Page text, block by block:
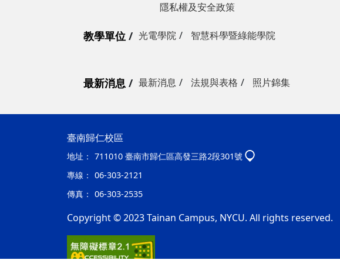
隱私權及安全政策
教學單位 光電學院 智慧科學暨綠能學院
最新消息 最新消息 法規與表格 照片錦集
臺南歸仁校區
地址： 711010 臺南市歸仁區高發三路2段301號
專線： 06-303-2121
傳真： 06-303-2535
Copyright © 2023 Tainan Campus, NYCU. All rights reserved.